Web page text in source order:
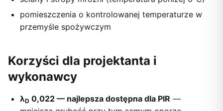
pomieszczenia o kontrolowanej temperaturze w
przemyśle spożywczym
Korzyści dla projektanta i
wykonawcy
λD 0,022 — najlepsza dostępna dla PIR —